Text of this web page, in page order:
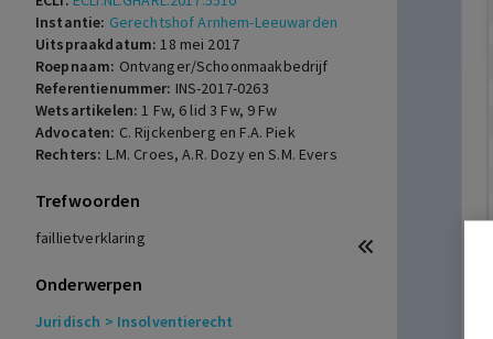
Instantie: Gerechtshof Arnhem-Leeuwarden
Uitspraakdatum:18 mei 2017
Roepnaam: Ontvanger/Schoonmaakbedrijf
Referentienummer: INS-2017-0263
Wetsartikelen:1 Fw, 6 lid 3 Fw, 9 Fw
Advocaten: C. Rijckenberg en F.A. Piek
Rechters: L.M. Croes, A.R. Dozy en S.M. Evers
Trefwoorden
faillietverklaring
Onderwerpen
Juridisch > Insolventierecht